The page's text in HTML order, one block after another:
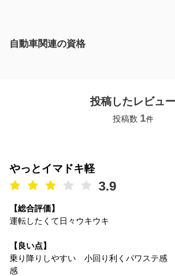
自動車関連の資格
投稿したレビュー
投稿数 1件
やっとイマドキ軽
3.9
【総合評価】
運転したくて日々ウキウキ
【良い点】
乗り降りしやすい 小回り利くパワステ感
感